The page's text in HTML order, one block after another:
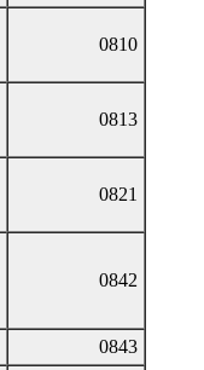
0810
0813
0821
0842
0843